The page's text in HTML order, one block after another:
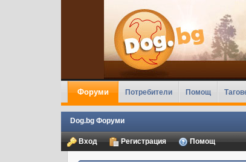
Форуми Потребители Помощ
Dog.bg Форуми
Вход Регистрация Помощ